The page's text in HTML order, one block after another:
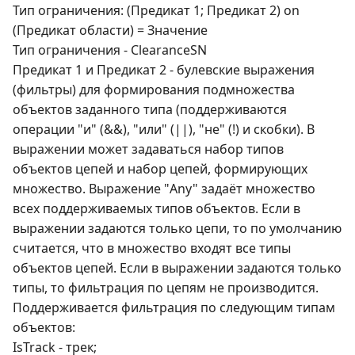
Тип ограничения: (Предикат 1; Предикат 2) оn
(Предикат области) = Значение
Тип ограничения - ClearanceSN
Предикат 1 и Предикат 2 - булевские выражения
(фильтры) для формирования подмножества
объектов заданного типа (поддерживаются
операции "и" (&&), "или" (||), "не" (!) и скобки). В
выражении может задаваться набор типов
объектов цепей и набор цепей, формирующих
множество. Выражение "Any" задаёт множество
всех поддерживаемых типов объектов. Если в
выражении задаются только цепи, то по умолчанию
считается, что в множество входят все типы
объектов цепей. Если в выражении задаются только
типы, то фильтрация по цепям не производится.
Поддерживается фильтрация по следующим типам
объектов:
IsTrack - трек;